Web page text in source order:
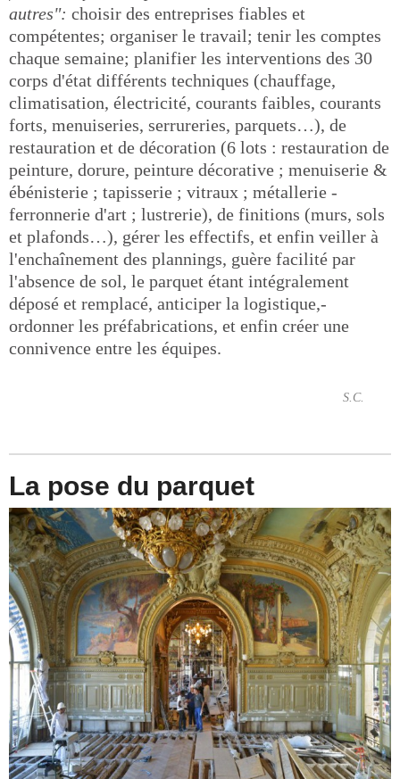
autres": choisir des entreprises fiables et
compétentes; organiser le travail; tenir les comptes
chaque semaine; planifier les interventions des 30
corps d'état différents techniques (chauffage,
climatisation, électricité, courants faibles, courants
forts, menuiseries, serrureries, parquets…), de
restauration et de décoration (6 lots : restauration de
peinture, dorure, peinture décorative ; menuiserie &
ébénisterie ; tapisserie ; vitraux ; métallerie -
ferronnerie d'art ; lustrerie), de finitions (murs, sols
et plafonds…), gérer les effectifs, et enfin veiller à
l'enchaînement des plannings, guère facilité par
l'absence de sol, le parquet étant intégralement
déposé et remplacé, anticiper la logistique,-
ordonner les préfabrications, et enfin créer une
connivence entre les équipes.
S.C.
La pose du parquet